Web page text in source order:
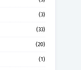
(3)
(33)
(20)
(1)